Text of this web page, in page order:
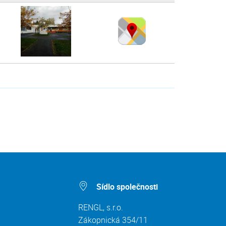
Sídlo společnosti
RENGL, s.r.o.
Zákopnická 354/11